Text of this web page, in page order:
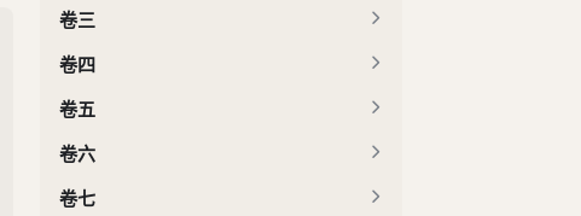
卷三
卷四
卷五
卷六
卷七